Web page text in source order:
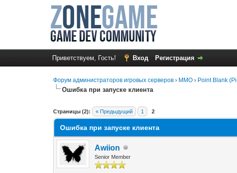
Приветствуем, Гость! Вход Регистрация
Форум администраторов игровых серверов › MMO › Point Blank
Ошибка при запуске клиента
Страницы (2): « Предыдущий 1 2
0 Голос(ов) - 0 в среднем
1
2
3
4
5
Ошибка при запуске клиента
Awiion
Senior Member